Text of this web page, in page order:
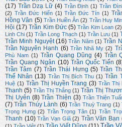
(17) Trần Dzạ Lữ (4) Trần Định (1) Trần
(2) Trần Đức Hiển (1) Trần Đức Tín (1)
Hồng Vân (5) Trần Huiền Ân (2) Trần Huy
Hội (17) Trần Kim Đức (5) Trần Kim Loan (2)
Linh Chi (1) Trần Long Thạch (1) Trần Lưu (1)
Trần Minh Nguyệt (16) Trần Năm (1) Trần
Trần Nguyên Hạnh (6) Trần Nhã My (2)
Phù Nam (1) Trần Quang Dũng (4) Trần
Trần Quang Ngân (10) Trần Quốc Tiến
Trần Tâm (7) Trần Thái Hưng (5) Trần
Thế Nhân (13) Trần Thị Bích Thu (1) Trần
Huệ (1) Trần Thị Huyền Trang (3) Trần Thị
Thanh (5) Trần Thị Thắng (1) Trần Thị
Thị Uyên (8) Trần Thiện (3) Trần Thiện
(7) Trần Thúy Lành (6) Trần Thuỳ Trang (1)
Trọng Hưng (2) Trần Trọng Tân (1) Trần
Thanh (10) Trần Vạn Giã (2) Trần Văn Bạn